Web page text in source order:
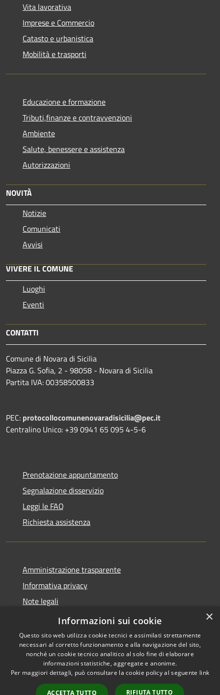
Vita lavorativa
Imprese e Commercio
Catasto e urbanistica
Mobilità e trasporti
Educazione e formazione
Tributi,finanze e contravvenzioni
Ambiente
Salute, benessere e assistenza
Autorizzazioni
NOVITÀ
Notizie
Comunicati
Avvisi
VIVERE IL COMUNE
Luoghi
Eventi
CONTATTI
Comune di Novara di Sicilia
Piazza G. Sofia, 2 - 98058 - Novara di Sicilia
Partita IVA: 00358500833
PEC: protocollocomunenovaradisicilia@pec.it
Centralino Unico: +39 0941 65 095 4-5-6
Prenotazione appuntamento
Segnalazione disservizio
Leggi le FAQ
Richiesta assistenza
Amministrazione trasparente
Informativa privacy
Note legali
Dichiarazione di accessibilità
Accessibilità
Copyright © 2026 • Comune di
Novara di Sicilia • Powered by
Municipium• Accesso
×
Informazioni sui cookie
Questo sito web utilizza cookie tecnici e assimilati strettamente
necessari al corretto funzionamento e alla navigazione del sito,
nonché un cookie tecnico analitico al solo fine di elaborare
informazioni statistiche, aggregate e anonime.
Per maggiori dettagli, può consultare la cookie policy al seguente link
ACCETTA TUTTO RIFIUTA TUTTO